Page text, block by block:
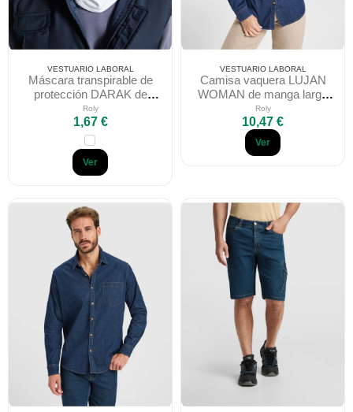
VESTUARIO LABORAL
Máscara transpirable de
protección DARAK de
poliéster elástico
Roly
1,67 €
Ver
VESTUARIO LABORAL
Camisa vaquera LUJAN
WOMAN de manga larga
con tejido stretch
Roly
10,47 €
Ver